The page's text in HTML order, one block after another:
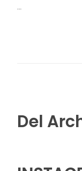
...
Del